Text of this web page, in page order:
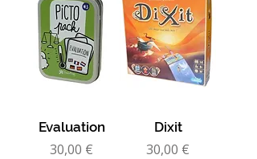
Evaluation
Prix
30,00 €
Dixit
Prix
30,00 €